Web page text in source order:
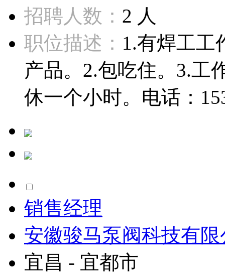
招聘人数： 2 人
职位描述： 1.有焊工工
产品。2.包吃住。3.工
休一个小时。电话：
销售经理
安徽骏马泵阀科技有限
宜昌 - 宜都市